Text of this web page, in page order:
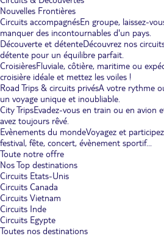
Nouvelles Frontières
Circuits accompagnésEn groupe, laissez-
manquer des incontournables d'un pays.
Découverte et détenteDécouvrez nos
détente pour un équilibre parfait.
CroisièresFluviale, côtière, maritime ou
croisière idéale et mettez les voiles !
Road Trips & circuits privésA votre rythme
un voyage unique et inoubliable.
City TripsEvadez-vous en train ou en avion
avez toujours rêvé.
Evènements du mondeVoyagez et
festival, fête, concert, évènement sportif...
Toute notre offre
Nos Top destinations
Circuits Etats-Unis
Circuits Canada
Circuits Vietnam
Circuits Inde
Circuits Egypte
Toutes nos destinations